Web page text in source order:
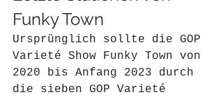
Funky Town
Ursprünglich sollte die GOP
Varieté Show Funky Town von
2020 bis Anfang 2023 durch
die sieben GOP Varieté